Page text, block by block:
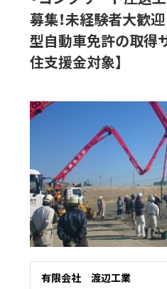
募集！未経験者大歓
型自動車免許の取得
住支援金対象】
有限会社 渡辺工業